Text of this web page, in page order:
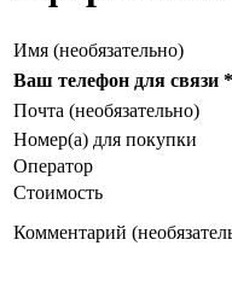
Имя (необязательно)
Ваш телефон для связи *
Почта (необязательно)
Номер(а) для покупки
Оператор
Стоимость
Комментарий